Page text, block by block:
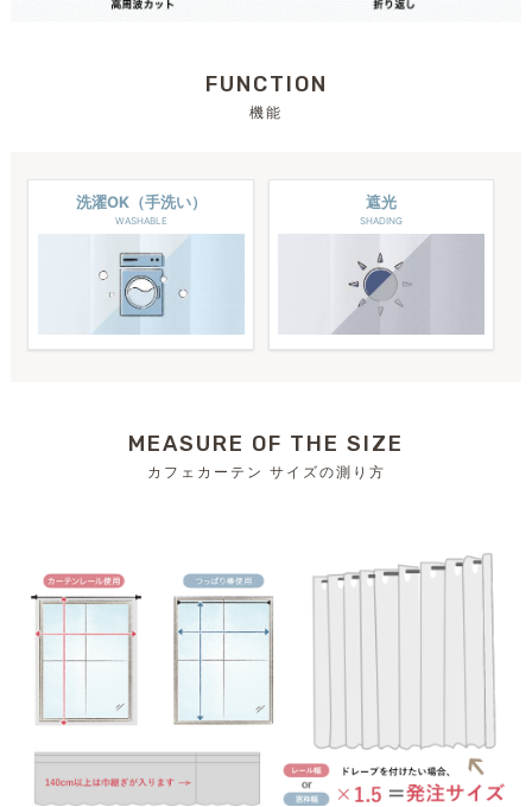
FUNCTION
機能
洗濯OK（手洗い）
WASHABLE
遮光
SHADING
MEASURE OF THE SIZE
カフェカーテン サイズの測り方